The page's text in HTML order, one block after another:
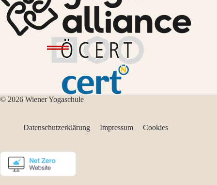
© 2026 Wiener Yogaschule
Datenschutzerklärung Impressum Cookies